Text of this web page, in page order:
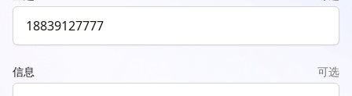
信息 可选